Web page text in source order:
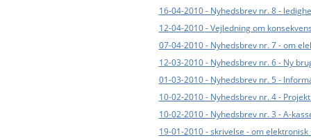
16-04-2010 - Nyhedsbrev nr. 8 -
12-04-2010 - Vejledning om
07-04-2010 - Nyhedsbrev nr. 7 - om
12-03-2010 - Nyhedsbrev nr. 6 - Ny
01-03-2010 - Nyhedsbrev nr. 5 -
10-02-2010 - Nyhedsbrev nr. 4 -
10-02-2010 - Nyhedsbrev nr. 3 - A-
19-01-2010 - skrivelse - om elektronisk